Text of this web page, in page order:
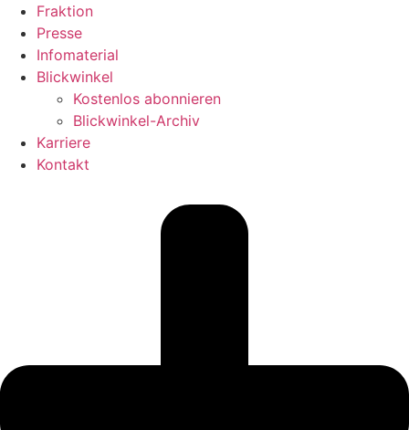
Fraktion
Presse
Infomaterial
Blickwinkel
Kostenlos abonnieren
Blickwinkel-Archiv
Karriere
Kontakt